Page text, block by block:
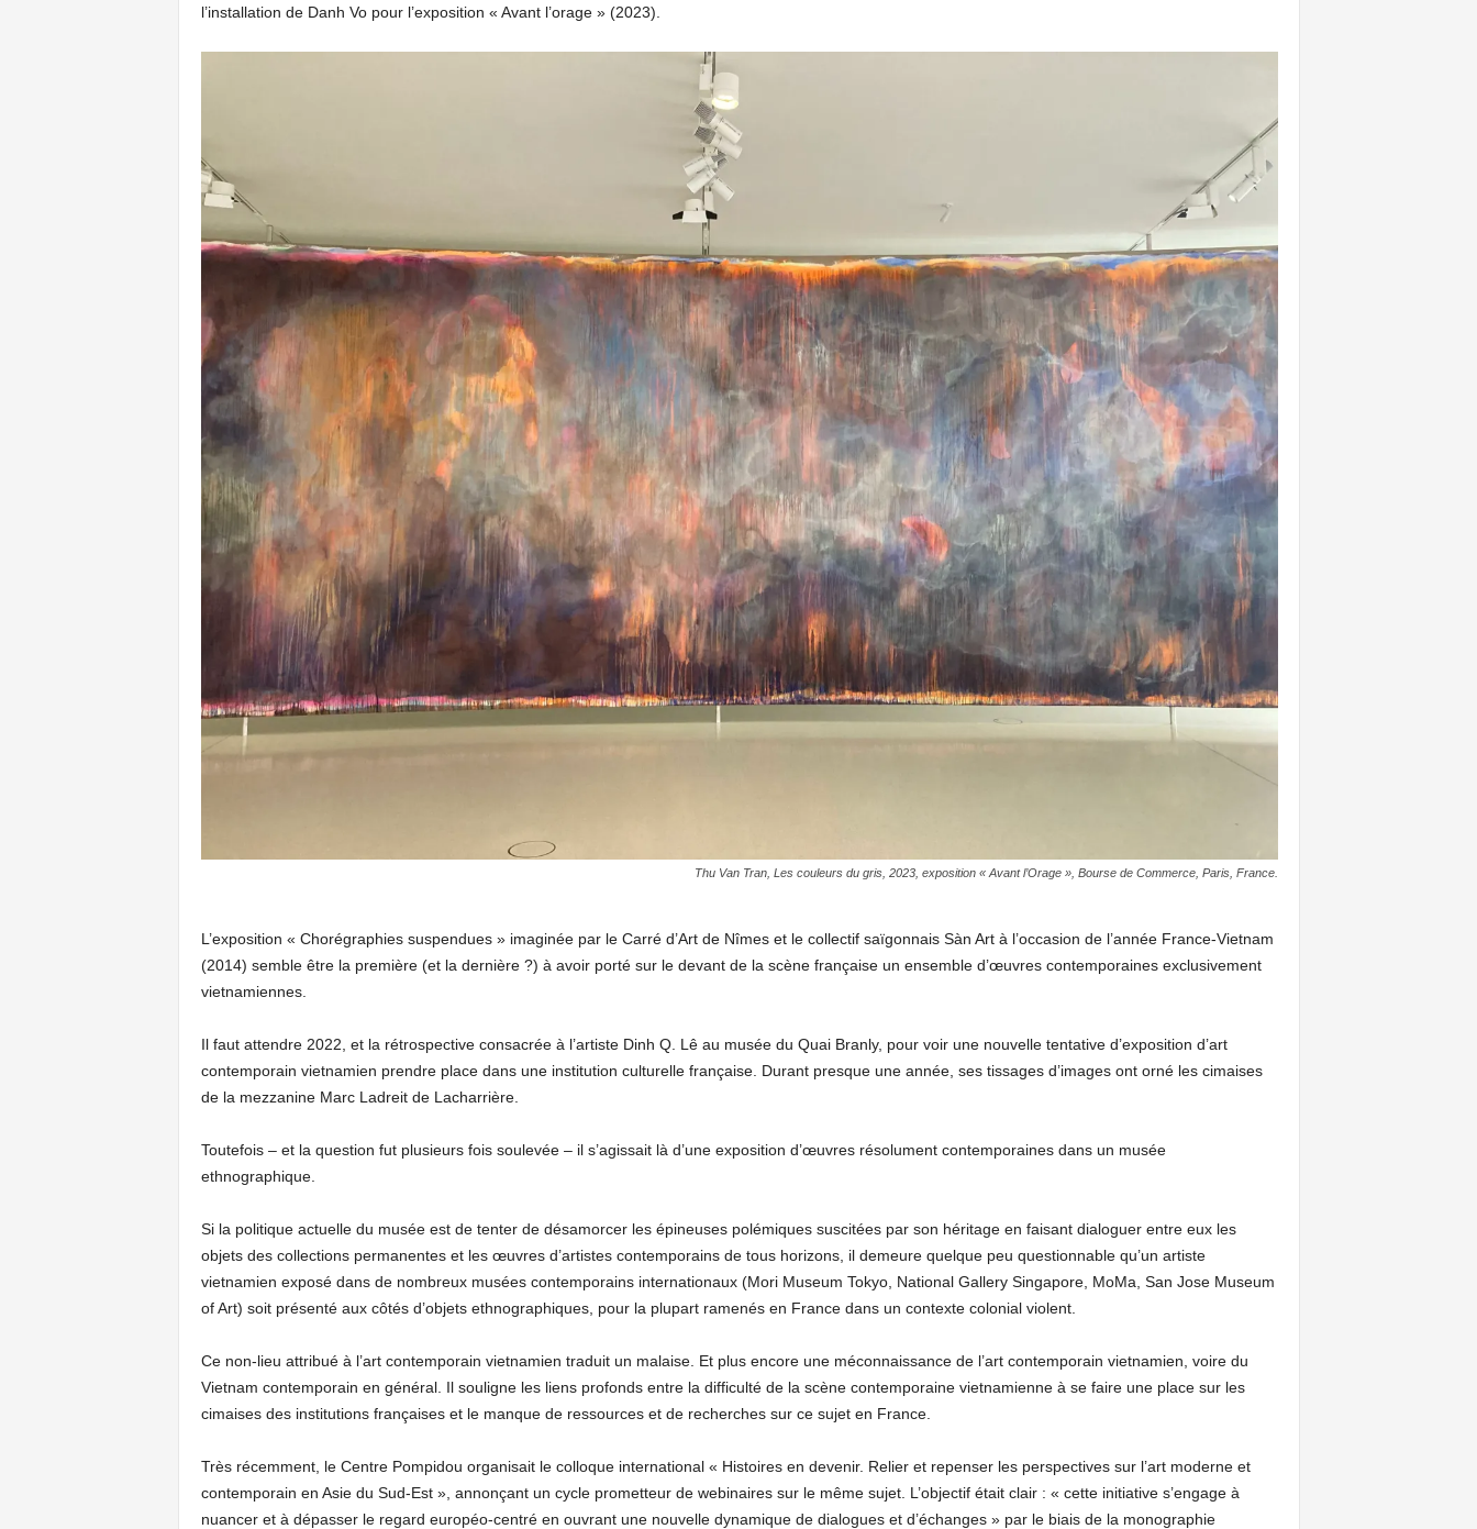
l’installation de Danh Vo pour l’exposition « Avant l’orage » (2023).
Thu Van Tran, Les couleurs du gris, 2023, exposition « Avant l’Orage », Bourse de Commerce, Paris, France.
L’exposition « Chorégraphies suspendues » imaginée par le Carré d’Art de Nîmes et le collectif saïgonnais Sàn Art à l’occasion de l’année France-Vietnam
(2014) semble être la première (et la dernière ?) à avoir porté sur le devant de la scène française un ensemble d’œuvres contemporaines exclusivement
vietnamiennes.
Il faut attendre 2022, et la rétrospective consacrée à l’artiste Dinh Q. Lê au musée du Quai Branly, pour voir une nouvelle tentative d’exposition d’art
contemporain vietnamien prendre place dans une institution culturelle française. Durant presque une année, ses tissages d’images ont orné les cimaises
de la mezzanine Marc Ladreit de Lacharrière.
Toutefois – et la question fut plusieurs fois soulevée – il s’agissait là d’une exposition d’œuvres résolument contemporaines dans un musée
ethnographique.
Si la politique actuelle du musée est de tenter de désamorcer les épineuses polémiques suscitées par son héritage en faisant dialoguer entre eux les
objets des collections permanentes et les œuvres d’artistes contemporains de tous horizons, il demeure quelque peu questionnable qu’un artiste
vietnamien exposé dans de nombreux musées contemporains internationaux (Mori Museum Tokyo, National Gallery Singapore, MoMa, San Jose Museum
of Art) soit présenté aux côtés d’objets ethnographiques, pour la plupart ramenés en France dans un contexte colonial violent.
Ce non-lieu attribué à l’art contemporain vietnamien traduit un malaise. Et plus encore une méconnaissance de l’art contemporain vietnamien, voire du
Vietnam contemporain en général. Il souligne les liens profonds entre la difficulté de la scène contemporaine vietnamienne à se faire une place sur les
cimaises des institutions françaises et le manque de ressources et de recherches sur ce sujet en France.
Très récemment, le Centre Pompidou organisait le colloque international « Histoires en devenir. Relier et repenser les perspectives sur l’art moderne et
contemporain en Asie du Sud-Est », annonçant un cycle prometteur de webinaires sur le même sujet. L’objectif était clair : « cette initiative s’engage à
nuancer et à dépasser le regard européo-centré en ouvrant une nouvelle dynamique de dialogues et d’échanges » par le biais de la monographie